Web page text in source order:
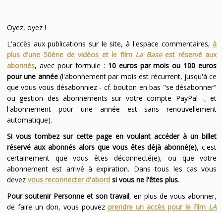
Oyez, oyez !
L'accès aux publications sur le site, à l'espace commentaires,à
plus d'une 50ène de vidéos et le film La Baseest réservé aux
abonnés, avec pour formule : 10 euros par mois ou 100 euros
pour une année(l'abonnement par mois est récurrent, jusqu'à ce
que vous vous désabonniez - cf. bouton en bas "se désabonner"
ou gestion des abonnements sur votre compte PayPal -, et
l'abonnement pour une année est sans renouvellement
automatique).
Si vous tombez sur cette page en voulant accéder à un billet
réservé aux abonnés alors que vous êtes déjà abonné(e), c'est
certainement que vous êtes déconnecté(e), ou que votre
abonnement est arrivé à expiration. Dans tous les cas vous
devez vous reconnecter d'abordsi vous ne l'êtes plus.
Pour soutenir Personne et son travail, en plus de vous abonner,
de faire un don, vous pouvez prendre un accès pour le film LA